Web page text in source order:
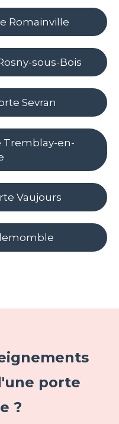
Romainville
sous-Bois
Sevran
Tremblay-en-
Vaujours
porte
?